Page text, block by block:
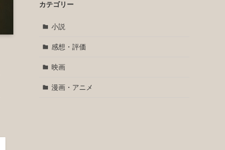
カテゴリー
小説
感想・評価
映画
漫画・アニメ